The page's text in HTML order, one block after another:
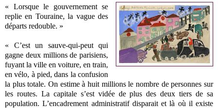
« Lorsque le gouvernement se
replie en Touraine, la vague des
départs redouble. »
« C’est un sauve-qui-peut qui
gagne deux millions de parisiens,
fuyant la ville en voiture, en train,
en vélo, à pied, dans la confusion
la plus totale. On estime à huit millions le nombre de personnes sur
les routes. La capitale s’est vidée de plus des deux tiers de sa
population. L’encadrement administratif disparait et là où il existe